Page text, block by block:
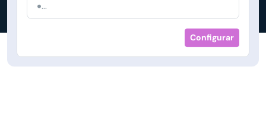
...
Configurar